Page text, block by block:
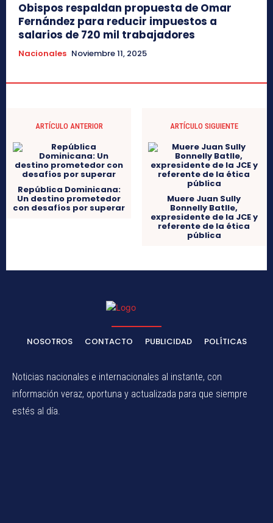
Obispos respaldan propuesta de Omar
Fernández para reducir impuestos a
salarios de 720 mil trabajadores
Nacionales Noviembre 11, 2025
ARTÍCULO ANTERIOR
República Dominicana:
Un destino prometedor
con desafíos por superar
ARTÍCULO SIGUIENTE
Muere Juan Sully
Bonnelly Batlle,
NOSOTROS CONTACTO PUBLICIDAD POLÍTICAS
Noticias nacionales e internacionales al instante, con